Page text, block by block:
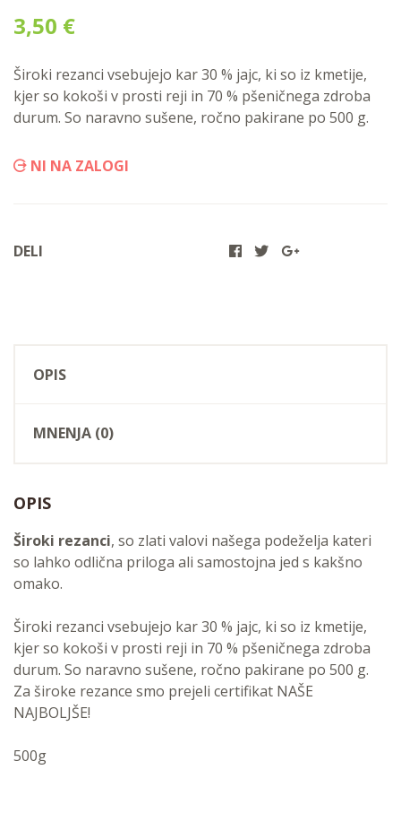
3,50 €
Široki rezanci vsebujejo kar 30 % jajc, ki so iz kmetije,
kjer so kokoši v prosti reji in 70 % pšeničnega zdroba
durum. So naravno sušene, ročno pakirane po 500 g.
NI NA ZALOGI
DELI
OPIS
MNENJA (0)
OPIS
Široki rezanci, so zlati valovi našega podeželja kateri
so lahko odlična priloga ali samostojna jed s kakšno
omako.
Široki rezanci vsebujejo kar 30 % jajc, ki so iz kmetije,
kjer so kokoši v prosti reji in 70 % pšeničnega zdroba
durum. So naravno sušene, ročno pakirane po 500 g.
Za široke rezance smo prejeli certifikat NAŠE
NAJBOLJŠE!
500g